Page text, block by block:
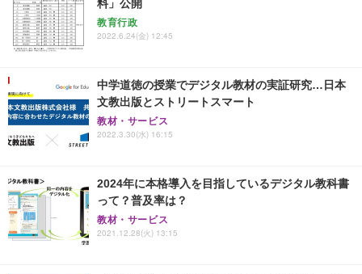
料」公開
教育行政
2022.6.24(金) 12:45
中学道徳の授業でデジタル教材の実証研究…日本
文教出版とストリートスマート
教材・サービス
2022.3.30(水) 16:15
2024年に本格導入を目指しているデジタル教科書
って？普及率は？
教材・サービス
2021.12.28(火) 13:15